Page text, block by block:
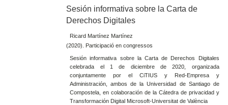
Sesión informativa sobre la Carta de
Derechos Digitales
Ricard Martínez Martínez
(2020). Participació en congressos
Sesión informativa sobre la Carta de Derechos Digitales
celebrada el 1 de diciembre de 2020, organizada
conjuntamente por el CiTIUS y Red-Empresa y
Administración, ambos de la Universidad de Santiago de
Compostela, en colaboración de la Cátedra de privacidad y
Transformación Digital Microsoft-Universitat de València